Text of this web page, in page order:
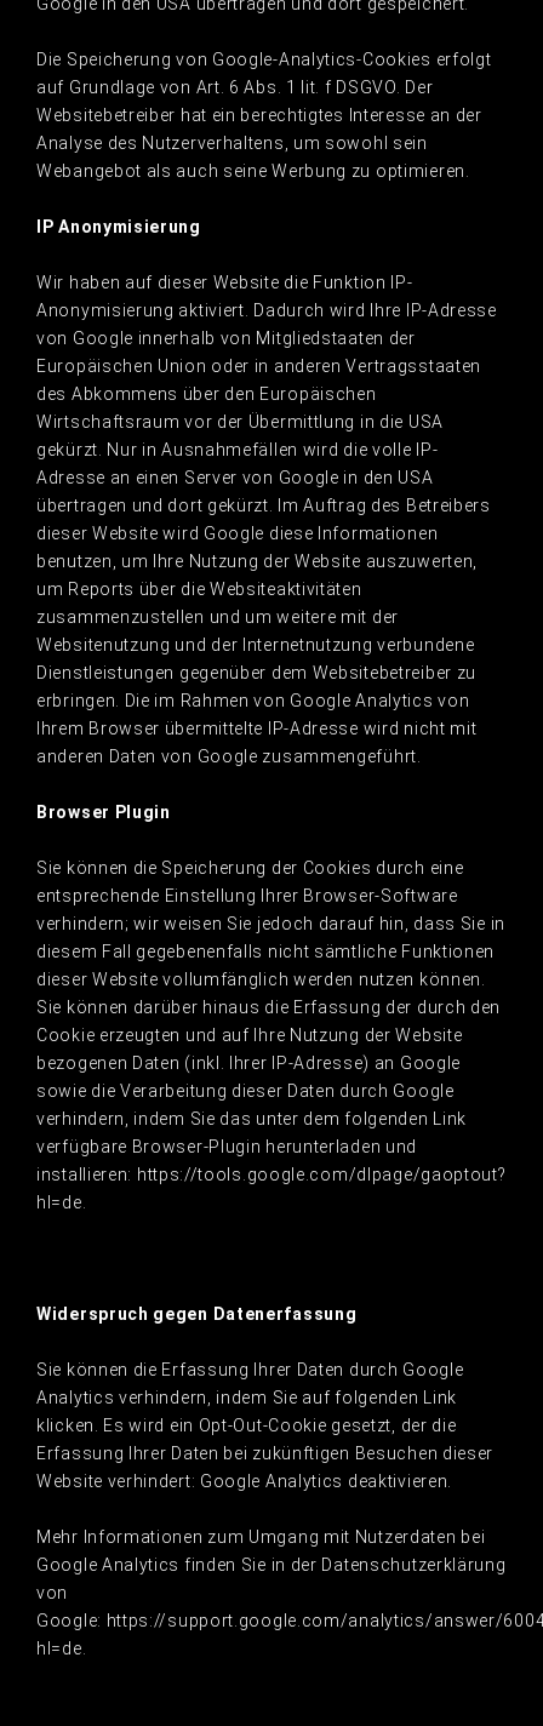
Die Speicherung von Google-Analytics-Cookies erfolgt
auf Grundlage von Art. 6 Abs. 1 lit. f DSGVO. Der
Websitebetreiber hat ein berechtigtes Interesse an der
Analyse des Nutzerverhaltens, um sowohl sein
Webangebot als auch seine Werbung zu optimieren.
IP Anonymisierung
Wir haben auf dieser Website die Funktion IP-
Anonymisierung aktiviert. Dadurch wird Ihre IP-Adresse
von Google innerhalb von Mitgliedstaaten der
Europäischen Union oder in anderen Vertragsstaaten
des Abkommens über den Europäischen
Wirtschaftsraum vor der Übermittlung in die USA
gekürzt. Nur in Ausnahmefällen wird die volle IP-
Adresse an einen Server von Google in den USA
übertragen und dort gekürzt. Im Auftrag des Betreibers
dieser Website wird Google diese Informationen
benutzen, um Ihre Nutzung der Website auszuwerten,
um Reports über die Websiteaktivitäten
zusammenzustellen und um weitere mit der
Websitenutzung und der Internetnutzung verbundene
Dienstleistungen gegenüber dem Websitebetreiber zu
erbringen. Die im Rahmen von Google Analytics von
Ihrem Browser übermittelte IP-Adresse wird nicht mit
anderen Daten von Google zusammengeführt.
Browser Plugin
Sie können die Speicherung der Cookies durch eine
entsprechende Einstellung Ihrer Browser-Software
verhindern; wir weisen Sie jedoch darauf hin, dass Sie in
diesem Fall gegebenenfalls nicht sämtliche Funktionen
dieser Website vollumfänglich werden nutzen können.
Sie können darüber hinaus die Erfassung der durch den
Cookie erzeugten und auf Ihre Nutzung der Website
bezogenen Daten (inkl. Ihrer IP-Adresse) an Google
sowie die Verarbeitung dieser Daten durch Google
verhindern, indem Sie das unter dem folgenden Link
verfügbare Browser-Plugin herunterladen und
installieren: https://tools.google.com/dlpage/gaoptout?
hl=de.
Widerspruch gegen Datenerfassung
Sie können die Erfassung Ihrer Daten durch Google
Analytics verhindern, indem Sie auf folgenden Link
klicken. Es wird ein Opt-Out-Cookie gesetzt, der die
Erfassung Ihrer Daten bei zukünftigen Besuchen dieser
Website verhindert: Google Analytics deaktivieren.
Mehr Informationen zum Umgang mit Nutzerdaten bei
Google Analytics finden Sie in der Datenschutzerklärung
von
Google: https://support.google.com/analytics/answer/
hl=de.